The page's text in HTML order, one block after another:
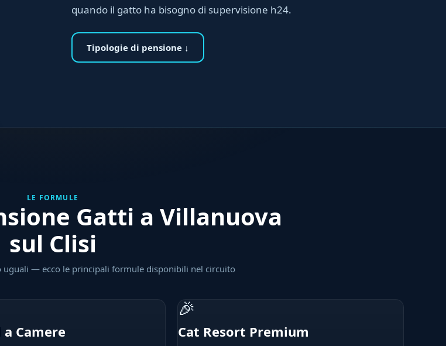
quando il gatto ha bisogno di supervisione h24.
Tipologie di pensione ↓
LE FORMULE
Gatti a Villanuova
sul Clisi
uguali — ecco le principali formule disponibili nel circuito
Camere
🎉
Cat Resort Premium